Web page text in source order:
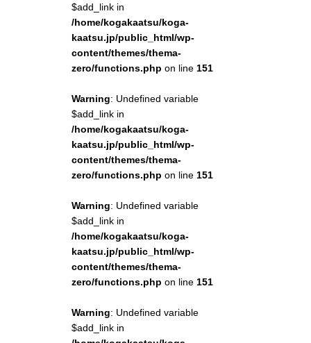
$add_link in
/home/kogakaatsu/koga-
kaatsu.jp/public_html/wp-
content/themes/thema-
zero/functions.php on line 151
Warning: Undefined variable
$add_link in
/home/kogakaatsu/koga-
kaatsu.jp/public_html/wp-
content/themes/thema-
zero/functions.php on line 151
Warning: Undefined variable
$add_link in
/home/kogakaatsu/koga-
kaatsu.jp/public_html/wp-
content/themes/thema-
zero/functions.php on line 151
Warning: Undefined variable
$add_link in